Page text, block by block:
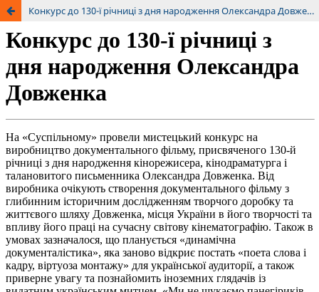
Конкурс до 130-ї річниці з дня народження Олександра Довженка